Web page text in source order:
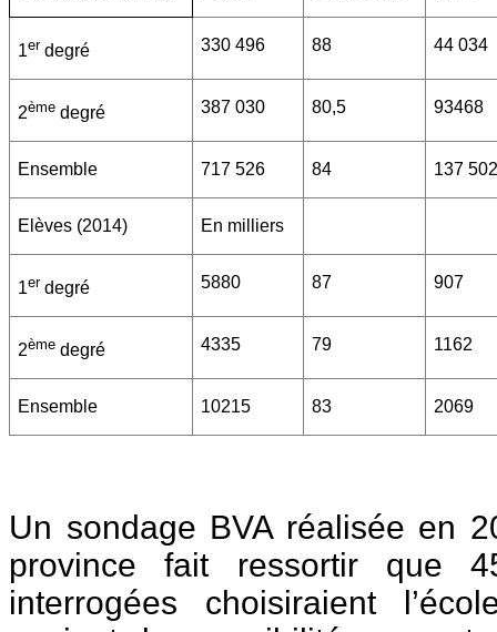
1er degré 330 496 88 44 034
2ème degré 387 030 80,5 93468
Ensemble 717 526 84 137
Elèves (2014) En milliers
1er degré 5880 87 907
2ème degré 4335 79 1162
Ensemble 10215 83 2069
Un sondage BVA réalisée en
province fait ressortir que
interrogées choisiraient